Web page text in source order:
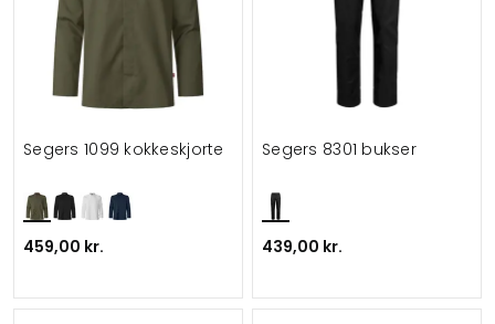
Segers 1099 kokkeskjorte
459,00 kr.
Segers 8301 bukser
439,00 kr.